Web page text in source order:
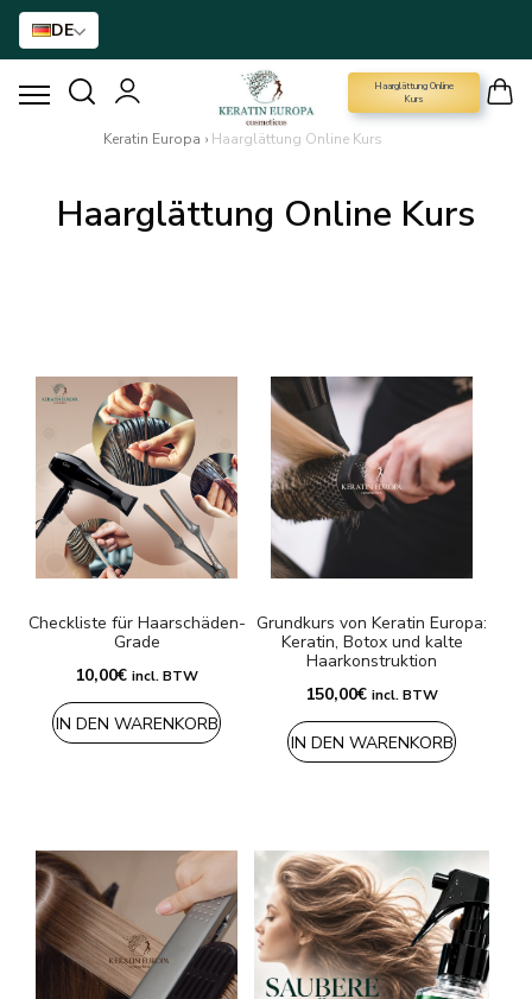
DE
Haarglättung Online
Kurs
HAARGLÄTTUNGSMITTEL
HAARBEHANDLUNG
NANO GOLD
HAAR-ACCESSOIRE
MARKEN
Versandarten & Zahlungsarten
FAQ
Kontakt
Keratin Europa › Haarglättung Online Kurs
Haarglättung Online Kurs
Checkliste für Haarschäden-
Grade
10,00€ incl. BTW
IN DEN WARENKORB
Grundkurs von Keratin Europa:
Keratin, Botox und kalte
Haarkonstruktion
150,00€ incl. BTW
IN DEN WARENKORB